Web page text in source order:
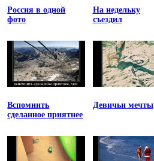
Россия в одной
фото
На недельку
съездил
Вспомнить
сделанное приятнее
Девичьи мечты